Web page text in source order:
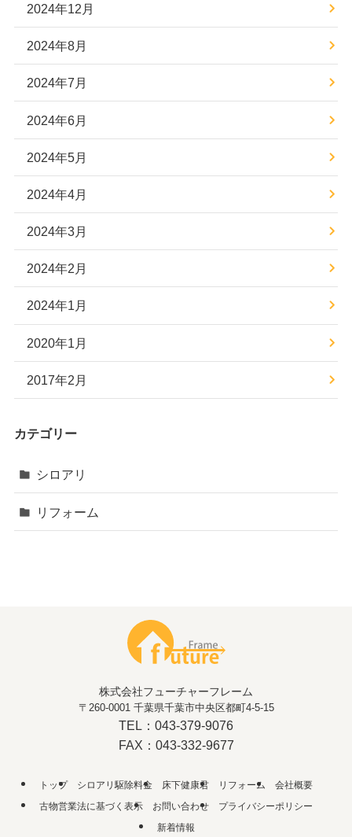
2024年12月
2024年8月
2024年7月
2024年6月
2024年5月
2024年4月
2024年3月
2024年2月
2024年1月
2020年1月
2017年2月
カテゴリー
シロアリ
リフォーム
株式会社フューチャーフレーム
〒260-0001 千葉県千葉市中央区都町4-5-15
TEL：043-379-9076
FAX：043-332-9677
トップ シロアリ駆除料金 床下健康君 リフォーム
会社概要
古物営業法に基づく表示
お問い合わせ
プライバシーポリシー
新着情報